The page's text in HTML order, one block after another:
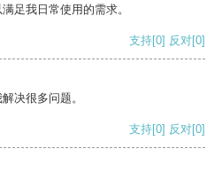
足我日常使用的需求。
支持[0] 反对[0]
决很多问题。
支持[0] 反对[0]